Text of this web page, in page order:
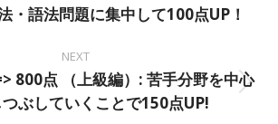
post:
・語法問題に集中して100点UP！
NEXT
Next
post:
800点 （上級編）: 苦手分野を中心
ぶしていくことで150点UP!